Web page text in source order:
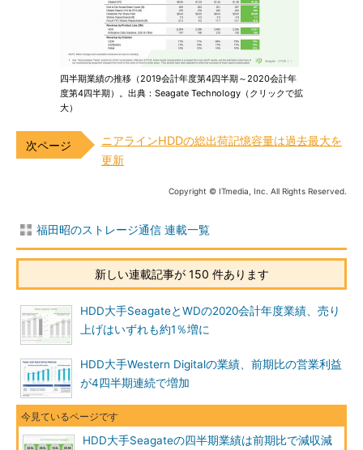
四半期業績の推移（2019会計年度第4四半期～2020会計年
度第4四半期）。出典：Seagate Technology（クリックで拡
大）
ニアラインHDDの総出荷記憶容量は過去最大を
更新
Copyright © ITmedia, Inc. All Rights Reserved.
福田昭のストレージ通信 連載一覧
新しい連載記事が 150 件あります
HDD大手SeagateとWDの2020会計年度業績、売り
上げはいずれも約1％増に
HDD大手Western Digitalの業績、前期比の営業利益
が4四半期連続で増加
HDD大手Seagateの四半期業績は前期比で減収減